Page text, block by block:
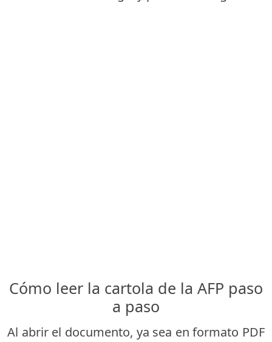
Cómo leer la cartola de la AFP paso
a paso
Al abrir el documento, ya sea en formato PDF